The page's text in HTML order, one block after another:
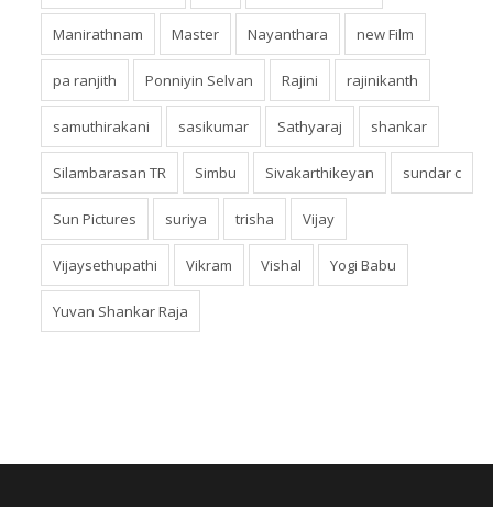
Manirathnam Master Nayanthara new Film
pa ranjith Ponniyin Selvan Rajini rajinikanth
samuthirakani sasikumar Sathyaraj shankar
Silambarasan TR Simbu Sivakarthikeyan sundar c
Sun Pictures suriya trisha Vijay
Vijaysethupathi Vikram Vishal Yogi Babu
Yuvan Shankar Raja